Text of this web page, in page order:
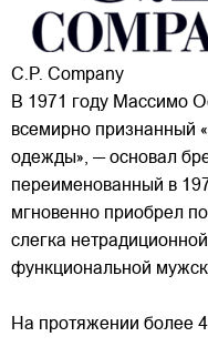
C.P. Company
В 1971 году Массимо
всемирно признанный
одежды», — основал
переименованный в
мгновенно приобрел
слегка
функциональной
На протяжении более